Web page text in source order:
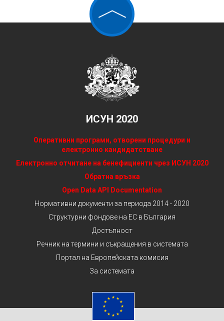
ИСУН 2020
Оперативни програми, отворени процедури и
електронно кандидатстване
Електронно отчитане на бенефициенти чрез ИСУН 2020
Обратна връзка
Open Data API Documentation
Нормативни документи за периода 2014 - 2020
Структурни фондове на ЕС в България
Достъпност
Речник на термини и съкращения в системата
Портал на Европейската комисия
За системата